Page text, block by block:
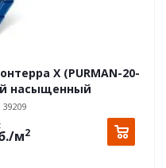
X (PURMAN-20-
насыщенный
/м2